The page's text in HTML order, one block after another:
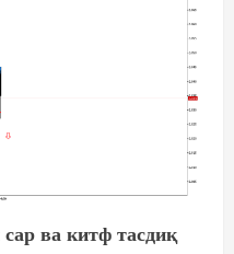
ва китф тасдиқ